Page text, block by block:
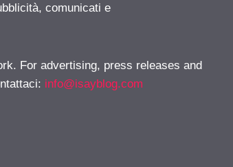
comunicati e
For advertising, press releases and
: info@isayblog.com